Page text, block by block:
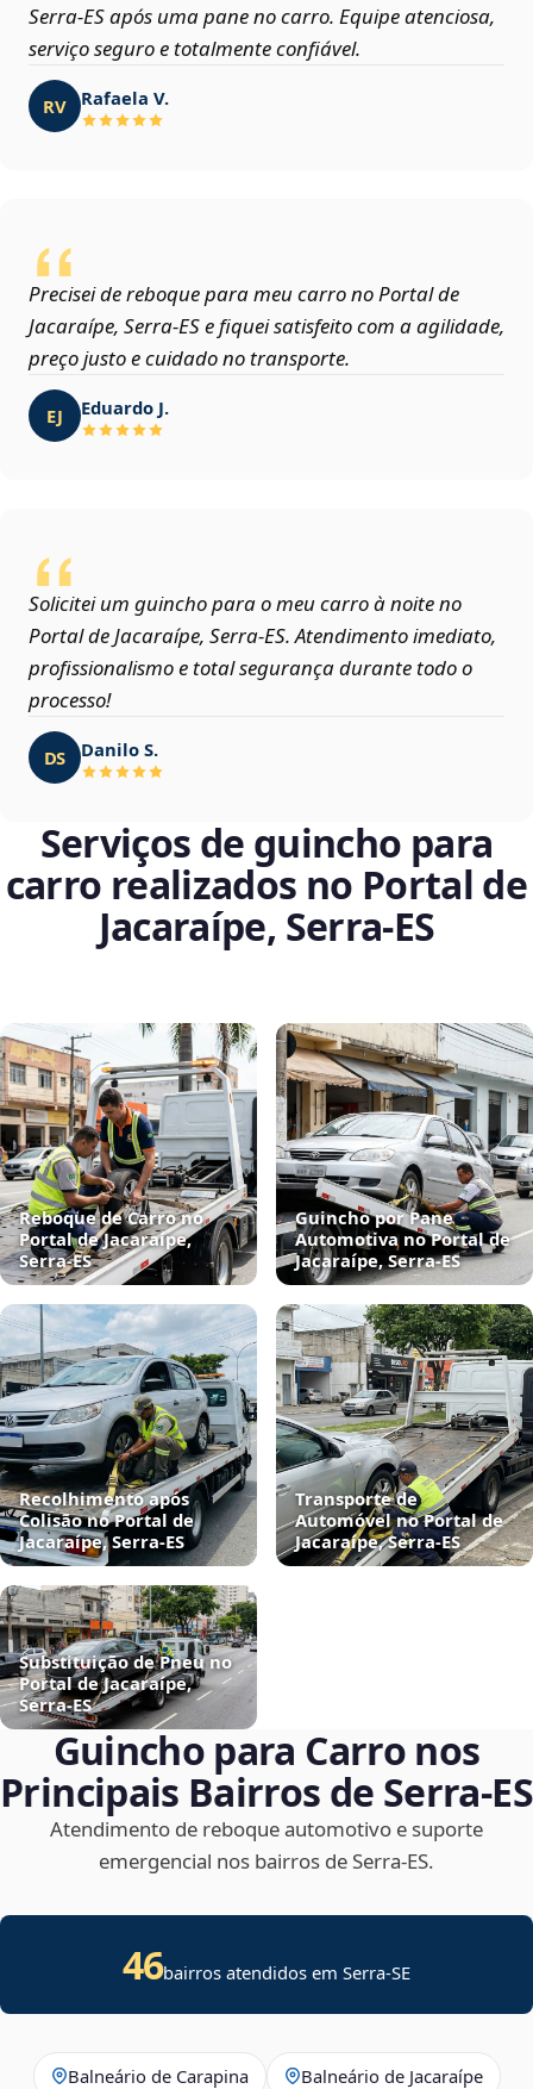
Serra‑ES após uma pane no carro. Equipe atenciosa,
serviço seguro e totalmente confiável.
RV Rafaela V.
Precisei de reboque para meu carro no Portal de
Jacaraípe, Serra‑ES e fiquei satisfeito com a agilidade,
preço justo e cuidado no transporte.
EJ Eduardo J.
Solicitei um guincho para o meu carro à noite no
Portal de Jacaraípe, Serra‑ES. Atendimento imediato,
profissionalismo e total segurança durante todo o
processo!
DS Danilo S.
Serviços de guincho para
carro realizados no Portal de
Jacaraípe, Serra‑ES
Reboque de Carro no
Portal de Jacaraípe,
Serra‑ES
Guincho por Pane
Automotiva no Portal de
Jacaraípe, Serra‑ES
Recolhimento após
Colisão no Portal de
Jacaraípe, Serra‑ES
Transporte de
Automóvel no Portal de
Jacaraípe, Serra‑ES
Substituição de Pneu no
Portal de Jacaraípe,
Serra‑ES
Guincho para Carro nos
Principais Bairros de Serra‑ES
Atendimento de reboque automotivo e suporte
emergencial nos bairros de Serra‑ES.
46bairros atendidos emSerra-SE
Balneário de Carapina Balneário de Jacaraípe